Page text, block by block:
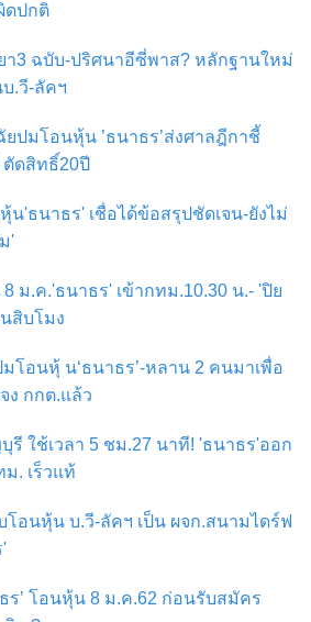
ดปกติ
า3 ฉบับ-ปริศนาอีซี่พาส? หลักฐานใหม่
.วี-ลัคฯ
ปมโอนหุ้น ’ธนาธร’ส่งศาลฎีกาชี้
ดสิทธิ์20ปี
น'ธนาธร' เชื่อได้ข้อสรุปชัดเจน-ยังไม่
'
ม.ค.'ธนาธร' เข้ากทม.10.30 น.- 'ปิย
สิบโมง
โอนหุ้ น‘ธนาธร’-หลาน 2 คนมาเพื่อ
ง กกต.แล้ว
รี ใช้เวลา 5 ชม.27 นาที! 'ธนาธร'ออก
. เร็วแท้
โอนหุ้น บ.วี-ลัคฯ เป็น ผจก.สนามไดร์ฟ
'
ร’ โอนหุ้น 8 ม.ค.62 ก่อนรับสมัคร